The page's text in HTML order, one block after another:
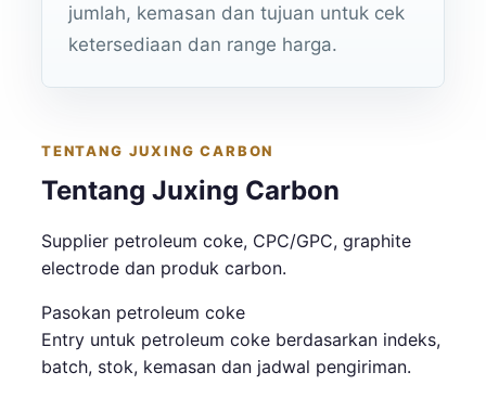
jumlah, kemasan dan tujuan untuk cek
ketersediaan dan range harga.
TENTANG JUXING CARBON
Tentang Juxing Carbon
Supplier petroleum coke, CPC/GPC, graphite
electrode dan produk carbon.
Pasokan petroleum coke
Entry untuk petroleum coke berdasarkan indeks,
batch, stok, kemasan dan jadwal pengiriman.